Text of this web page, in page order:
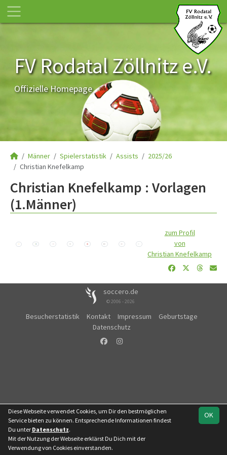
FV Rodatal Zöllnitz e.V.
Offizielle Homepage
Männer Spielerstatistik Assists
2025/26
Christian Knefelkamp
Christian Knefelkamp : Vorlagen
(1.Männer)
zum Profil
von
Christian Knefelkamp
soccero.de
© 2006 - 2026
Besucherstatistik Kontakt Impressum
Geburtstage
Datenschutz
OK
Diese Webseite verwendet Cookies, um Dir den bestmöglichen
Service bieten zu können. Entsprechende Informationen findest
Du unter Datenschutz.
Mit der Nutzung der Webseite erklärst Du Dich mit der
Verwendung von Cookies einverstanden.